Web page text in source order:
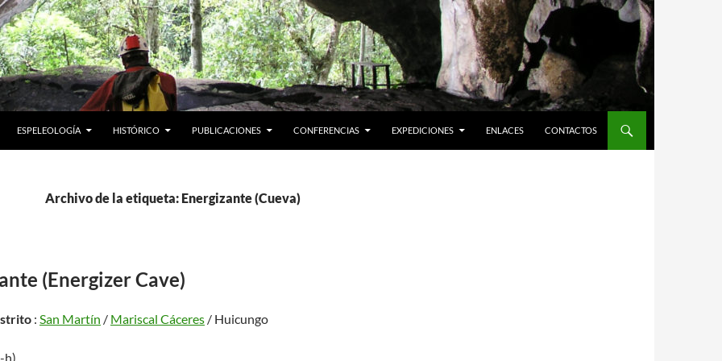
ESPELEOLOGÍA HISTÓRICO PUBLICACIONES CONFERENCIAS EXPEDICIONES ENLACES CONTACTOS
Archivo de la etiqueta: Energizante (Cueva)
(Energizer Cave)
: San Martín / Mariscal Cáceres / Huicungo
h)